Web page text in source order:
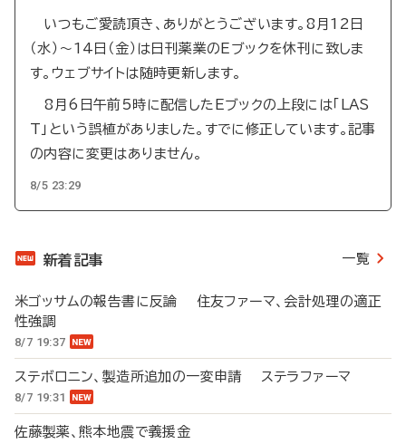
いつもご愛読頂き、ありがとうございます。8月12日
（水）～14日（金）は日刊薬業のEブックを休刊に致しま
す。ウェブサイトは随時更新します。
8月6日午前5時に配信したEブックの上段には「LAS
T」という誤植がありました。すでに修正しています。記事
の内容に変更はありません。
8/5 23:29
新着記事 一覧
米ゴッサムの報告書に反論 住友ファーマ、会計処理の適正
性強調
8/7 19:37
ステボロニン、製造所追加の一変申請 ステラファーマ
8/7 19:31
佐藤製薬、熊本地震で義援金